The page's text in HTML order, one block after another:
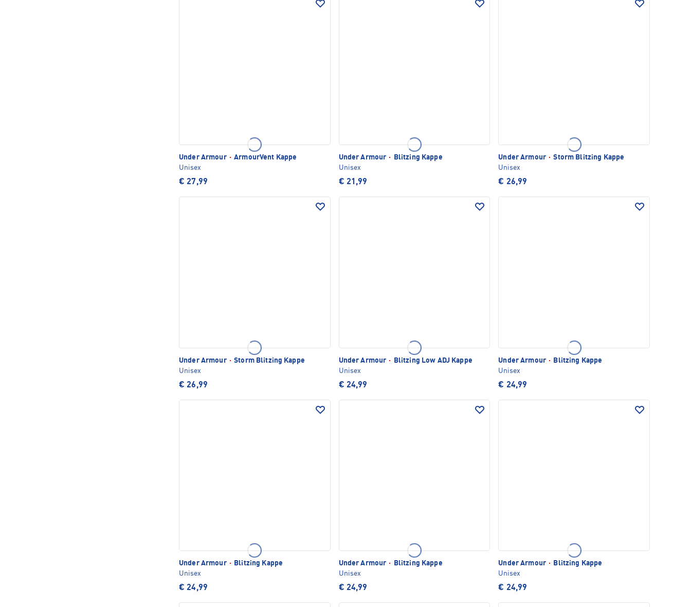
Under Armour · ArmourVent Kappe
Unisex
€ 27,99
Under Armour ·
Blitzing Kappe
Unisex
€ 21,99
Under Armour · Storm Blitzing Kappe
Unisex
€ 26,99
Under Armour · Storm Blitzing Kappe
Unisex
€ 26,99
Under Armour ·
Blitzing Low ADJ Kappe
Unisex
€ 24,99
Under Armour ·
Blitzing Kappe
Unisex
€ 24,99
Under Armour ·
Blitzing Kappe
Unisex
€ 24,99
Under Armour ·
Blitzing Kappe
Unisex
€ 24,99
Under Armour ·
Blitzing Kappe
Unisex
€ 24,99